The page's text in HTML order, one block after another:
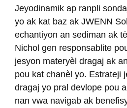
Jeyodinamik ap ranpli
yo ak kat baz ak JWENN
echantiyon an sediman ak
Nichol gen responsablite
jesyon materyèl dragaj ak
pou kat chanèl yo. Estrateji
dragaj yo pral devlope pou
nan vwa navigab ak